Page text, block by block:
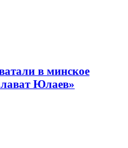
в минское
Юлаев»